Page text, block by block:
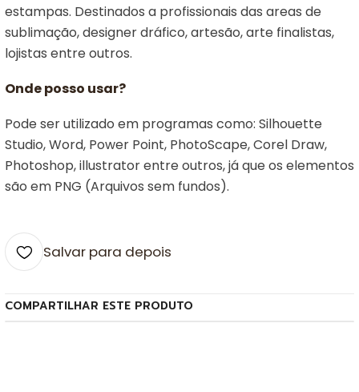
estampas. Destinados a profissionais das areas de
sublimação, designer dráfico, artesão, arte finalistas,
lojistas entre outros.
Onde posso usar?
Pode ser utilizado em programas como: Silhouette
Studio, Word, Power Point, PhotoScape, Corel Draw,
Photoshop, illustrator entre outros, já que os elementos
são em PNG (Arquivos sem fundos).
Salvar para depois
COMPARTILHAR ESTE PRODUTO